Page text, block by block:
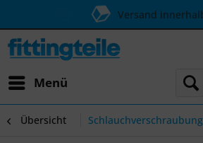
Kundenservice Mo - Fr
Versand
Menü
Übersicht